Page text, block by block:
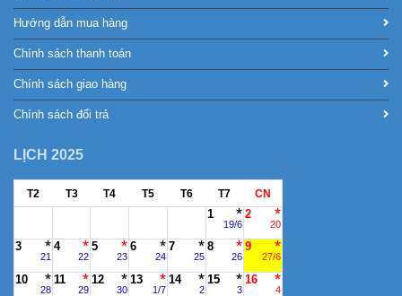
Hướng dẫn mua hàng
Chính sách thanh toán
Chính sách giao hàng
Chính sách đổi trả
LỊCH 2025
T2 T3 T4 T5 T6 T7 CN
1
19/6
2
20
3
21
4
22
5
23
6
24
7
25
8
26
9
27/6
10
28
11
29
12
30
13
1/7
14
2
15
3
16
4